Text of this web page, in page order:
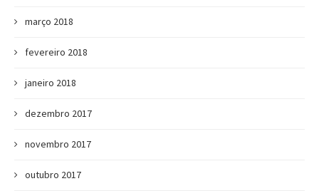
março 2018
fevereiro 2018
janeiro 2018
dezembro 2017
novembro 2017
outubro 2017